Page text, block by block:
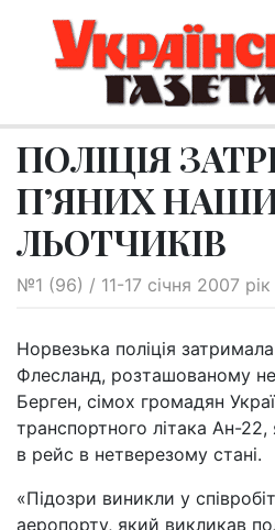
ПОЛІЦІЯ
П’ЯНИХ
ЛЬОТЧИКІВ
№1 (96) / 11-17 січня 2007 рік
Норвезька поліція
Флесланд, розташованому
Берген, сімох громадян
транспортного літака Ан-22,
в рейс в нетверезому стані.
«Підозри виникли у
аеропорту, який викликав